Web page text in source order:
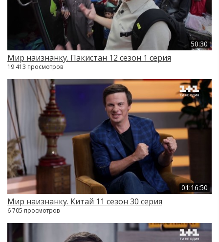
50:30
Мир наизнанку. Пакистан 12 сезон 1 серия
19 413 просмотров
01:16:50
Мир наизнанку. Китай 11 сезон 30 серия
6 705 просмотров